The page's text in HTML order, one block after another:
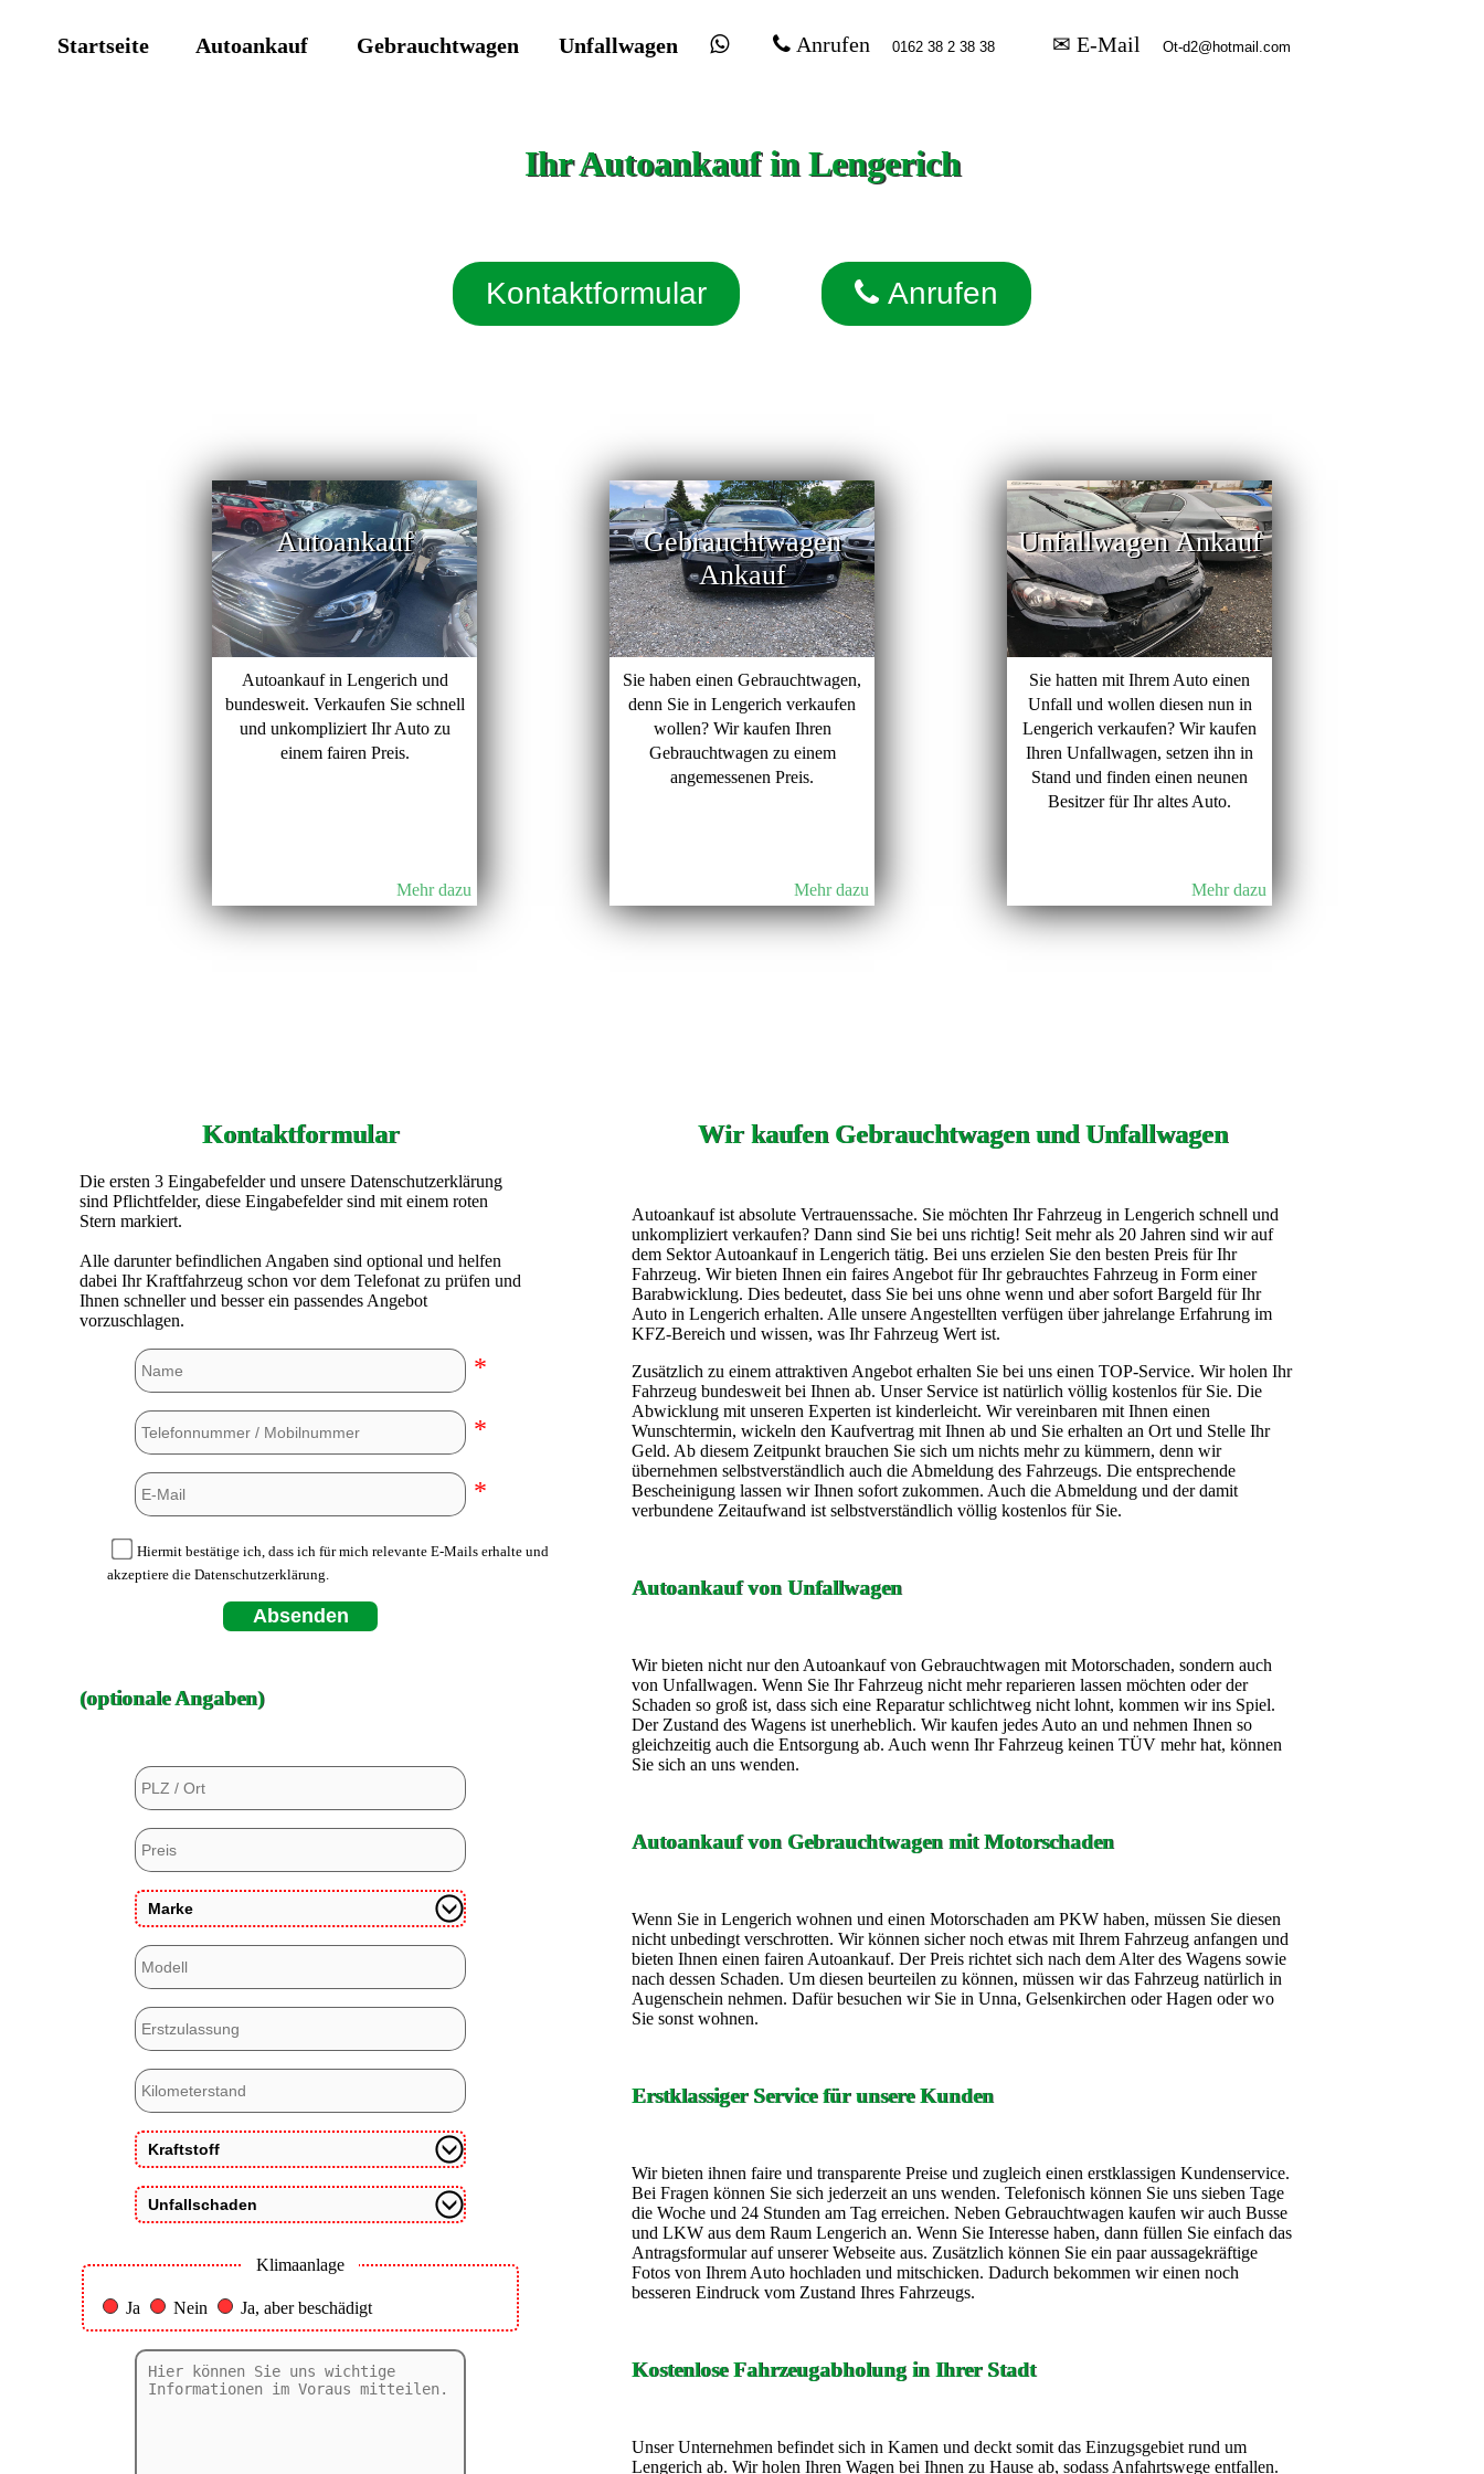
Startseite Autoankauf Gebrauchtwagen Unfallwagen Anrufen ✉ E-Mail
Ihr Autoankauf in Lengerich
Kontaktformular Anrufen
Autoankauf
Autoankauf in Lengerich und
bundesweit. Verkaufen Sie schnell
und unkompliziert Ihr Auto zu
einem fairen Preis.
Mehr dazu
Gebrauchtwagen
Ankauf
Sie haben einen Gebrauchtwagen,
denn Sie in Lengerich verkaufen
wollen? Wir kaufen Ihren
Gebrauchtwagen zu einem
angemessenen Preis.
Mehr dazu
Unfallwagen Ankauf
Sie hatten mit Ihrem Auto einen
Unfall und wollen diesen nun in
Lengerich verkaufen? Wir kaufen
Ihren Unfallwagen, setzen ihn in
Stand und finden einen neunen
Besitzer für Ihr altes Auto.
Mehr dazu
Kontaktformular
Die ersten 3 Eingabefelder und unsere Datenschutzerklärung
sind Pflichtfelder, diese Eingabefelder sind mit einem roten
Stern markiert.
Alle darunter befindlichen Angaben sind optional und helfen
dabei Ihr Kraftfahrzeug schon vor dem Telefonat zu prüfen und
Ihnen schneller und besser ein passendes Angebot
vorzuschlagen.
*
*
*
Hiermit bestätige ich, dass ich für mich relevante E-Mails erhalte und
akzeptiere die Datenschutzerklärung.
Absenden
(optionale Angaben)
Klimaanlage
Ja Nein Ja, aber beschädigt
Wir kaufen Gebrauchtwagen und Unfallwagen
Autoankauf ist absolute Vertrauenssache. Sie möchten Ihr Fahrzeug in Lengerich schnell und
unkompliziert verkaufen? Dann sind Sie bei uns richtig! Seit mehr als 20 Jahren sind wir auf
dem Sektor Autoankauf in Lengerich tätig. Bei uns erzielen Sie den besten Preis für Ihr
Fahrzeug. Wir bieten Ihnen ein faires Angebot für Ihr gebrauchtes Fahrzeug in Form einer
Barabwicklung. Dies bedeutet, dass Sie bei uns ohne wenn und aber sofort Bargeld für Ihr
Auto in Lengerich erhalten. Alle unsere Angestellten verfügen über jahrelange Erfahrung im
KFZ-Bereich und wissen, was Ihr Fahrzeug Wert ist.
Zusätzlich zu einem attraktiven Angebot erhalten Sie bei uns einen TOP-Service. Wir holen Ihr
Fahrzeug bundesweit bei Ihnen ab. Unser Service ist natürlich völlig kostenlos für Sie. Die
Abwicklung mit unseren Experten ist kinderleicht. Wir vereinbaren mit Ihnen einen
Wunschtermin, wickeln den Kaufvertrag mit Ihnen ab und Sie erhalten an Ort und Stelle Ihr
Geld. Ab diesem Zeitpunkt brauchen Sie sich um nichts mehr zu kümmern, denn wir
übernehmen selbstverständlich auch die Abmeldung des Fahrzeugs. Die entsprechende
Bescheinigung lassen wir Ihnen sofort zukommen. Auch die Abmeldung und der damit
verbundene Zeitaufwand ist selbstverständlich völlig kostenlos für Sie.
Autoankauf von Unfallwagen
Wir bieten nicht nur den Autoankauf von Gebrauchtwagen mit Motorschaden, sondern auch
von Unfallwagen. Wenn Sie Ihr Fahrzeug nicht mehr reparieren lassen möchten oder der
Schaden so groß ist, dass sich eine Reparatur schlichtweg nicht lohnt, kommen wir ins Spiel.
Der Zustand des Wagens ist unerheblich. Wir kaufen jedes Auto an und nehmen Ihnen so
gleichzeitig auch die Entsorgung ab. Auch wenn Ihr Fahrzeug keinen TÜV mehr hat, können
Sie sich an uns wenden.
Autoankauf von Gebrauchtwagen mit Motorschaden
Wenn Sie in Lengerich wohnen und einen Motorschaden am PKW haben, müssen Sie diesen
nicht unbedingt verschrotten. Wir können sicher noch etwas mit Ihrem Fahrzeug anfangen und
bieten Ihnen einen fairen Autoankauf. Der Preis richtet sich nach dem Alter des Wagens sowie
nach dessen Schaden. Um diesen beurteilen zu können, müssen wir das Fahrzeug natürlich in
Augenschein nehmen. Dafür besuchen wir Sie in Unna, Gelsenkirchen oder Hagen oder wo
Sie sonst wohnen.
Erstklassiger Service für unsere Kunden
Wir bieten ihnen faire und transparente Preise und zugleich einen erstklassigen Kundenservice.
Bei Fragen können Sie sich jederzeit an uns wenden. Telefonisch können Sie uns sieben Tage
die Woche und 24 Stunden am Tag erreichen. Neben Gebrauchtwagen kaufen wir auch Busse
und LKW aus dem Raum Lengerich an. Wenn Sie Interesse haben, dann füllen Sie einfach das
Antragsformular auf unserer Webseite aus. Zusätzlich können Sie ein paar aussagekräftige
Fotos von Ihrem Auto hochladen und mitschicken. Dadurch bekommen wir einen noch
besseren Eindruck vom Zustand Ihres Fahrzeugs.
Kostenlose Fahrzeugabholung in Ihrer Stadt
Unser Unternehmen befindet sich in Kamen und deckt somit das Einzugsgebiet rund um
Lengerich ab. Wir holen Ihren Wagen bei Ihnen zu Hause ab, sodass Anfahrtswege entfallen.